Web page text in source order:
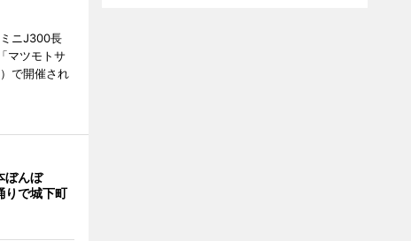
ニJ300長
マツモトサ
で開催され
ぼんぼ
で城下町